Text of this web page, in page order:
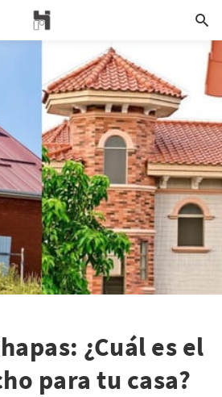
¿Cuál es el
para tu casa?